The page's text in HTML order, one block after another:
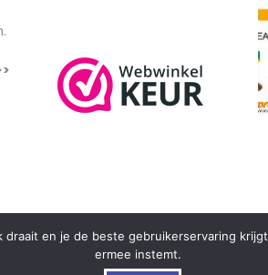
en je de beste gebruikerservaring
ermee instemt.